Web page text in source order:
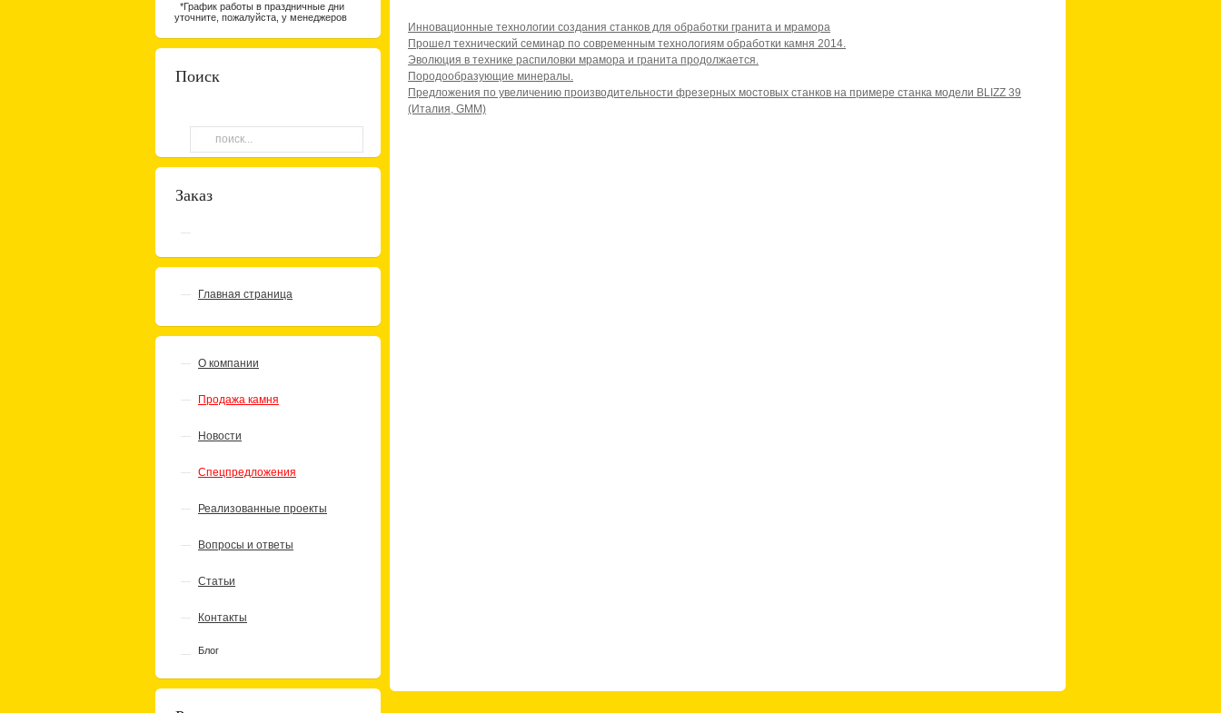
*График работы в праздничные дни
уточните, пожалуйста, у менеджеров
Поиск
Заказ
Главная страница
О компании
Продажа камня
Новости
Спецпредложения
Реализованные проекты
Вопросы и ответы
Статьи
Контакты
Блог
Инновационные технологии создания станков для обработки гранита и мрамора
Прошел технический семинар по современным технологиям обработки камня 2014.
Эволюция в технике распиловки мрамора и гранита продолжается.
Породообразующие минералы.
Предложения по увеличению производительности фрезерных мостовых станков на примере станка модели BLIZZ 39
(Италия, GMM)